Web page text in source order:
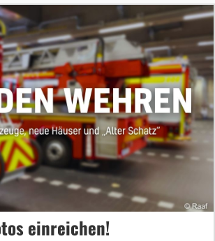
einreichen!